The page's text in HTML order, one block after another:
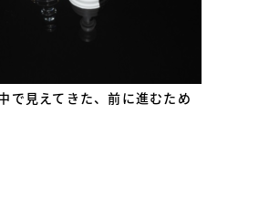
で見えてきた、前に進むため